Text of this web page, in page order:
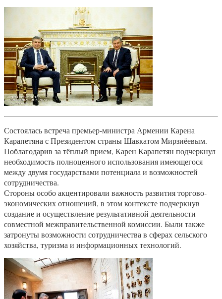
Состоялась встреча премьер-министра Армении Карена
Карапетяна с Президентом страны Шавкатом Мирзиёевым.
Поблагодарив за тёплый прием, Карен Карапетян подчеркнул
необходимость полноценного использования имеющегося
между двумя государствами потенциала и возможностей
сотрудничества.
Стороны особо акцентировали важность развития торгово-
экономических отношений, в этом контексте подчеркнув
создание и осуществление результативной деятельности
совместной межправительственной комиссии. Были также
затронуты возможности сотрудничества в сферах сельского
хозяйства, туризма и информационных технологий.